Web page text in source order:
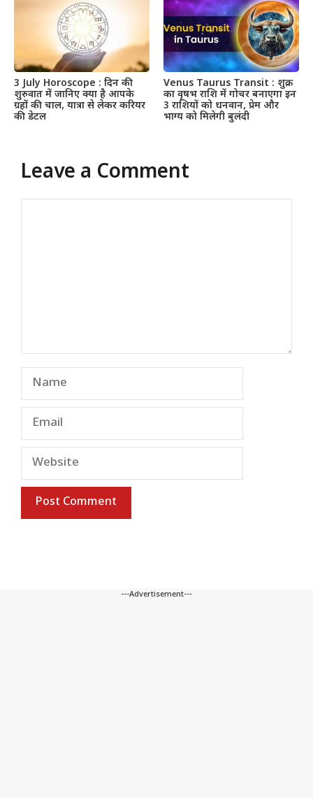
3 July Horoscope : दिन की
शुरुवात में जानिए क्या है आपके
ग्रहों की चाल, यात्रा से लेकर करियर
की डेटल
Venus Taurus Transit : शुक्र
का वृषभ राशि में गोचर बनाएगा इन
3 राशियों को धनवान, प्रेम और
भाग्य को मिलेगी बुलंदी
Leave a Comment
Name
Email
Website
---Advertisement---